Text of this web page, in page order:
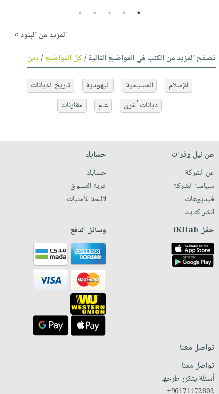
1
2
3
4
5
المزيد من البنود »
تصفح المزيد من الكتب في المواضيع التالية /كل المواضيع/دين
الإسلام المسيحية اليهودية
تاريخ الديانات
ديانات أخرى
عام مقارنات
عن نيل وفرات
عن الشركة
سياسة الشركة
فيديوهات
انشر كتابك
حسابك
حسابك
عربة التسوق
لائحة الأمنيات
حمّل iKitab وسائل الدفع
تواصل معنا
تواصل معنا
أسئلة يتكرر طرحها
+96171172802